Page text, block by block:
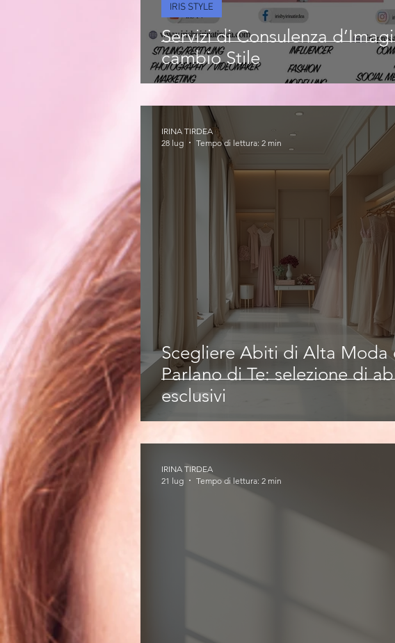
Servizi di Consulenza
cambio Stile
IRIS STYLE
Scegliere Abiti di Alta Moda
Parlano di Te: selezione di
esclusivi
IRINA TIRDEA
28 lug
Tempo di lettura: 2 min
IRINA TIRDEA
21 lug
Tempo di lettura: 2 min